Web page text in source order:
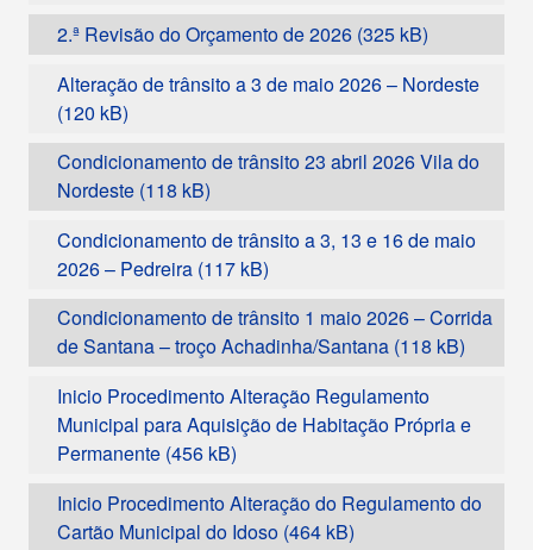
2.ª Revisão do Orçamento de 2026
Alteração de trânsito a 3 de maio 2026 – Nordeste
Condicionamento de trânsito 23 abril 2026 Vila do
Nordeste
Condicionamento de trânsito a 3, 13 e 16 de maio
2026 – Pedreira
Condicionamento de trânsito 1 maio 2026 – Corrida
de Santana – troço Achadinha/Santana
Inicio Procedimento Alteração Regulamento
Municipal para Aquisição de Habitação Própria e
Permanente
Inicio Procedimento Alteração do Regulamento do
Cartão Municipal do Idoso